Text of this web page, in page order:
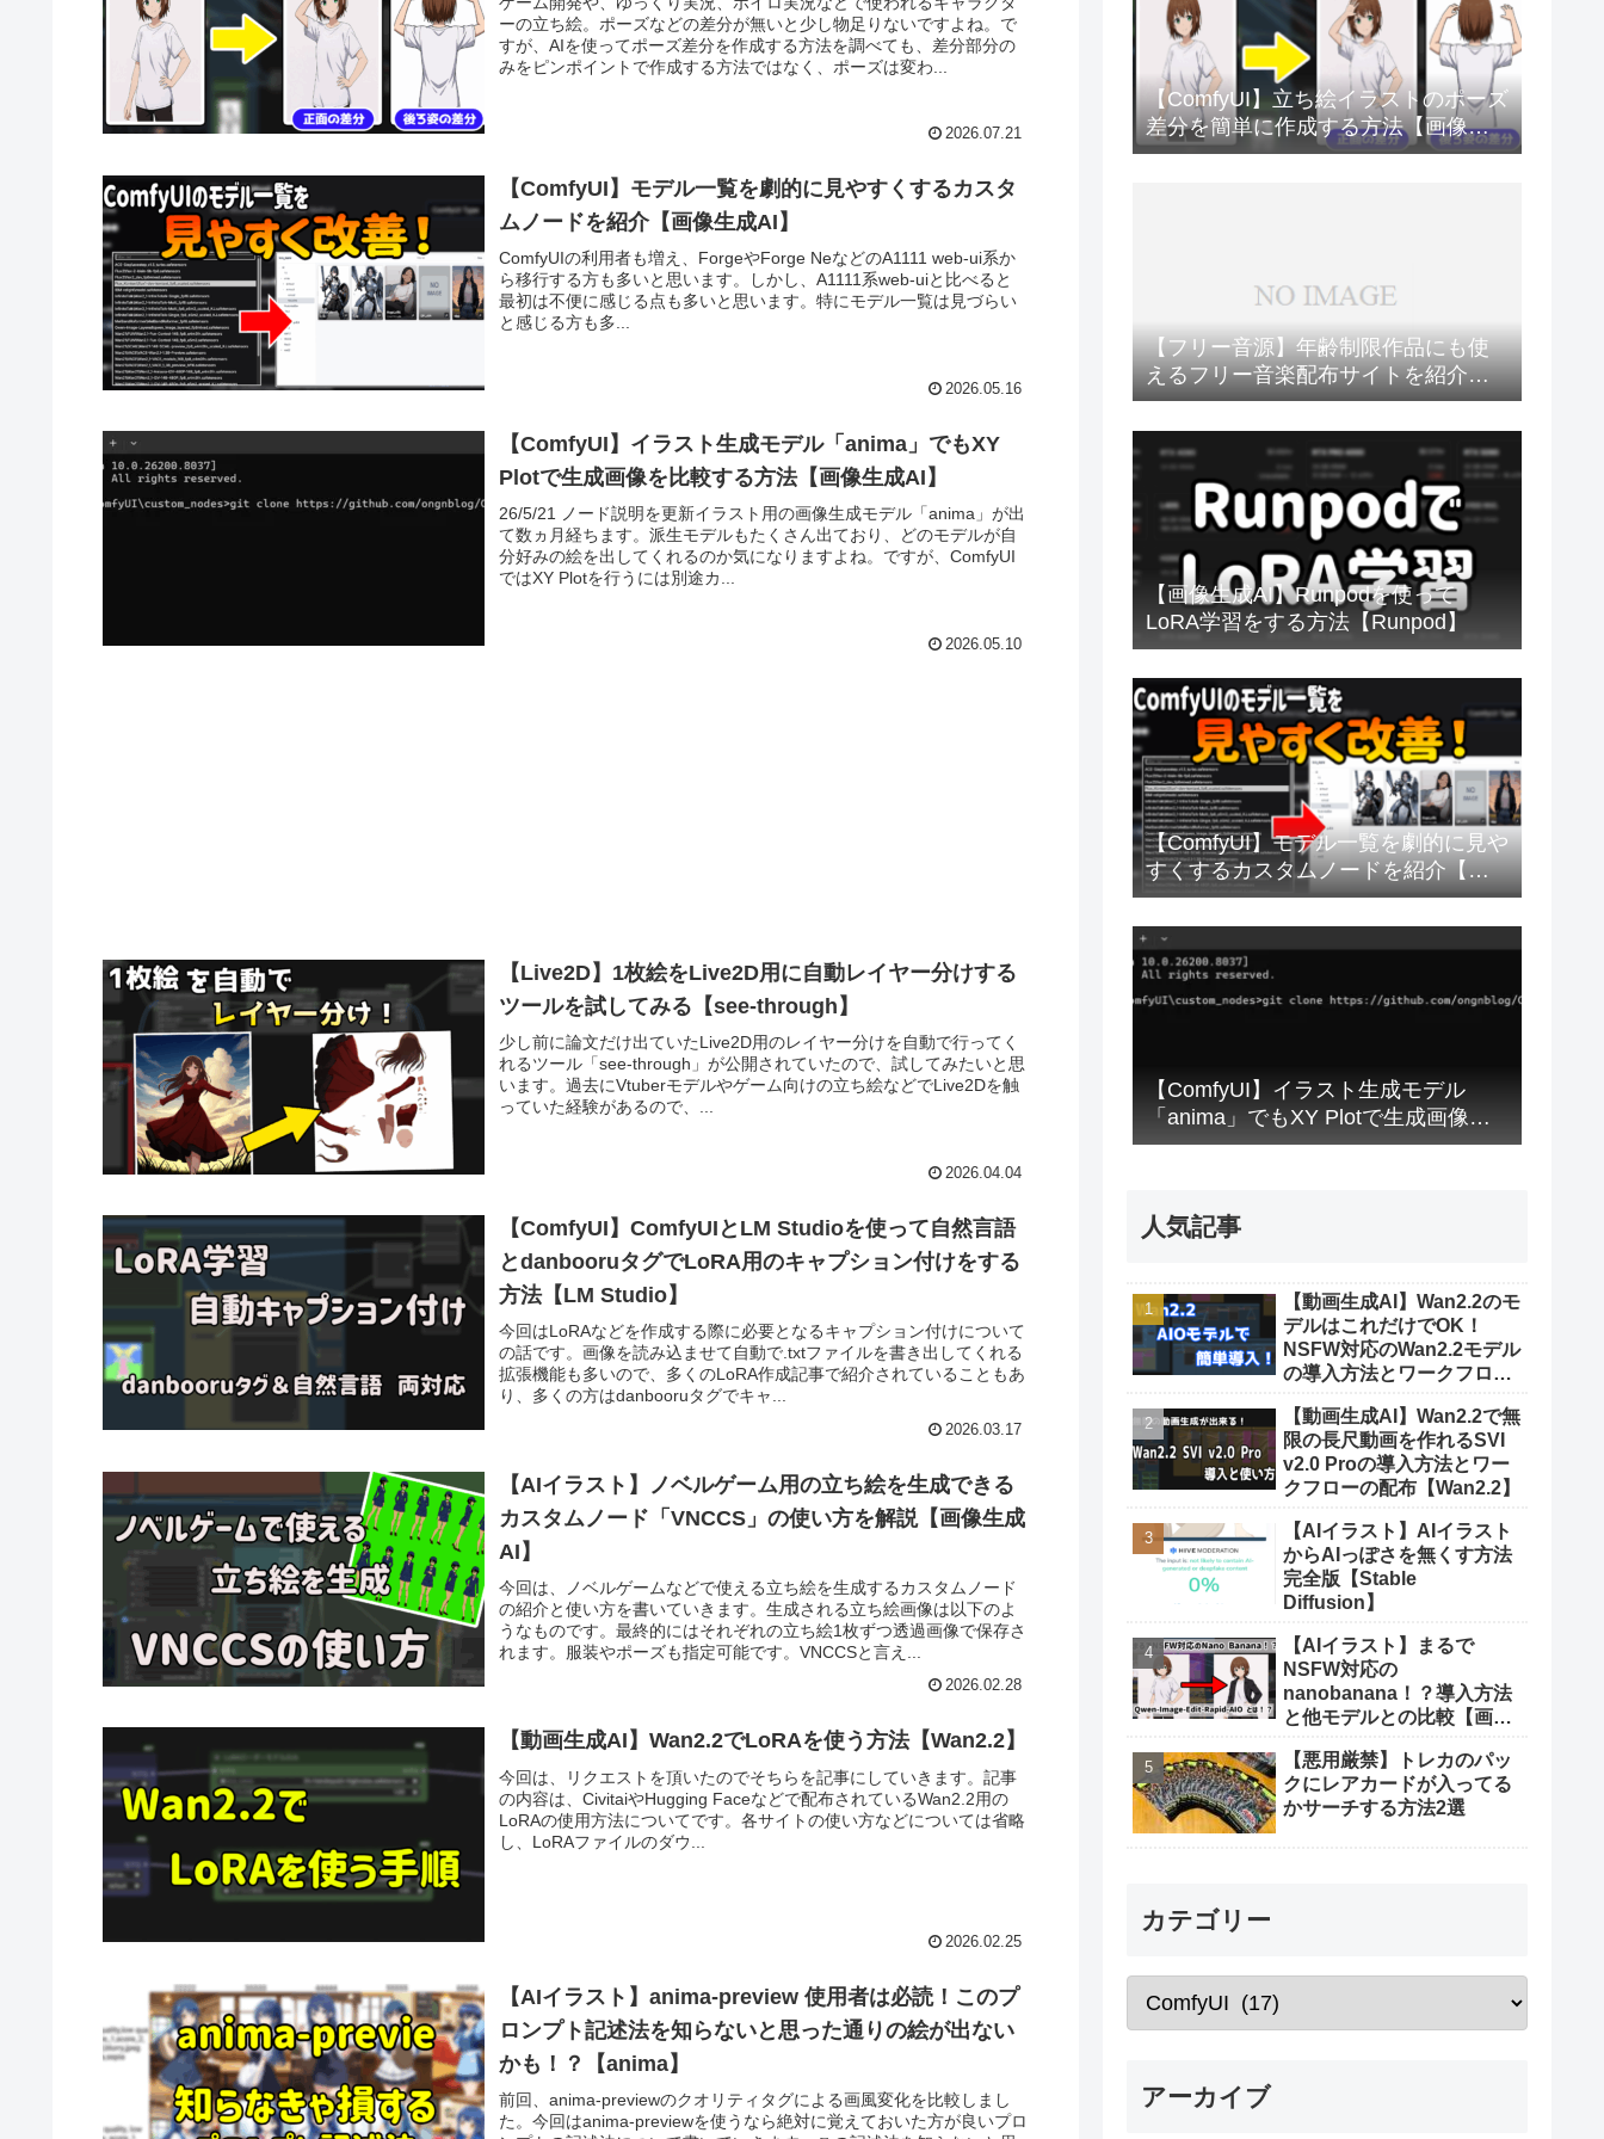
ーの立ち絵。ポーズなどの差分が無いと少し物足りないですよね。で
すが、AIを使ってポーズ差分を作成する方法を調べても、差分部分の
みをピンポイントで作成する方法ではなく、ポーズは変わ...
2026.07.21
【ComfyUI】モデル一覧を劇的に見やすくするカスタ
ムノードを紹介【画像生成AI】
ComfyUIの利用者も増え、ForgeやForge NeなどのA1111 web-ui系か
ら移行する方も多いと思います。しかし、A1111系web-uiと比べると
最初は不便に感じる点も多いと思います。特にモデル一覧は見づらい
と感じる方も多...
2026.05.16
【ComfyUI】イラスト生成モデル「anima」でもXY
Plotで生成画像を比較する方法【画像生成AI】
26/5/21 ノード説明を更新イラスト用の画像生成モデル「anima」が出
て数ヵ月経ちます。派生モデルもたくさん出ており、どのモデルが自
分好みの絵を出してくれるのか気になりますよね。ですが、ComfyUI
ではXY Plotを行うには別途カ...
2026.05.10
【Live2D】1枚絵をLive2D用に自動レイヤー分けする
ツールを試してみる【see-through】
少し前に論文だけ出ていたLive2D用のレイヤー分けを自動で行ってく
れるツール「see-through」が公開されていたので、試してみたいと思
います。過去にVtuberモデルやゲーム向けの立ち絵などでLive2Dを触
っていた経験があるので、...
2026.04.04
【ComfyUI】ComfyUIとLM Studioを使って自然言語
とdanbooruタグでLoRA用のキャプション付けをする
方法【LM Studio】
今回はLoRAなどを作成する際に必要となるキャプション付けについて
の話です。画像を読み込ませて自動で.txtファイルを書き出してくれる
拡張機能も多いので、多くのLoRA作成記事で紹介されていることもあ
り、多くの方はdanbooruタグでキャ...
2026.03.17
【AIイラスト】ノベルゲーム用の立ち絵を生成できる
カスタムノード「VNCCS」の使い方を解説【画像生成
AI】
今回は、ノベルゲームなどで使える立ち絵を生成するカスタムノード
の紹介と使い方を書いていきます。生成される立ち絵画像は以下のよ
うなものです。最終的にはそれぞれの立ち絵1枚ずつ透過画像で保存さ
れます。服装やポーズも指定可能です。VNCCSと言え...
2026.02.28
【動画生成AI】Wan2.2でLoRAを使う方法【Wan2.2】
今回は、リクエストを頂いたのでそちらを記事にしていきます。記事
の内容は、CivitaiやHugging Faceなどで配布されているWan2.2用の
LoRAの使用方法についてです。各サイトの使い方などについては省略
し、LoRAファイルのダウ...
2026.02.25
【AIイラスト】anima-preview 使用者は必読！このプ
ロンプト記述法を知らないと思った通りの絵が出ない
かも！？【anima】
前回、anima-previewのクオリティタグによる画風変化を比較しまし
た。今回はanima-previewを使うなら絶対に覚えておいた方が良いプロ
【ComfyUI】立ち絵イラストのポーズ
差分を簡単に作成する方法【画像生
成AI】
【フリー音源】年齢制限作品にも使
えるフリー音楽配布サイトを紹介
【BGM・SE】
【画像生成AI】Runpodを使って
LoRA学習をする方法【Runpod】
【ComfyUI】モデル一覧を劇的に見や
すくするカスタムノードを紹介【画
像生成AI】
【ComfyUI】イラスト生成モデル
「anima」でもXY Plotで生成画像を
比較する方法【画像生成AI】
人気記事
【動画生成AI】Wan2.2のモ
デルはこれだけでOK！
NSFW対応のWan2.2モデル
の導入方法とワークフロー
【動画生成AI】Wan2.2で無
限の長尺動画を作れるSVI
v2.0 Proの導入方法とワー
クフローの配布【Wan2.2】
【AIイラスト】AIイラスト
からAIっぽさを無くす方法
完全版【Stable
Diffusion】
【AIイラスト】まるで
NSFW対応の
nanobanana！？導入方法
と他モデルとの比較【画像
【悪用厳禁】トレカのパッ
クにレアカードが入ってる
かサーチする方法2選
カテゴリー
アーカイブ